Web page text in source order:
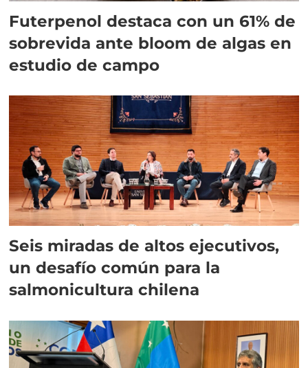
Futerpenol destaca con un 61% de
sobrevida ante bloom de algas en
estudio de campo
Seis miradas de altos ejecutivos,
un desafío común para la
salmonicultura chilena